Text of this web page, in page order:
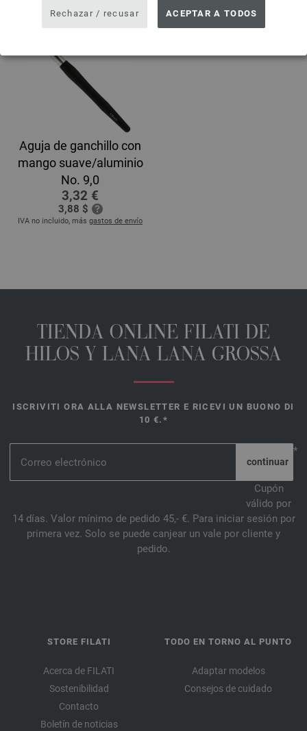
Rechazar / recusar ACEPTAR A TODOS
Aguja de ganchillo con
mango suave/aluminio
No. 9,0
3,32 €
3,88 $
IVA no incluido, más gastos de envío
TIENDA ONLINE FILATI DE
HILOS Y LANA LANA GROSSA
ISCRIVITI ORA ALLA NEWSLETTER E RICEVI UN BUONO DI
10 €.*
*
Cupón
válido por
14 días. Valor mínimo de pedido 45,- €. Para iniciar sesión por
primera vez. Solo se puede canjear un vale por cliente y
pedido.
STORE FILATI
Acerca de FILATI
Sostenibilidad
Contacto
Boletín de noticias
TODO EN TORNO AL PUNTO
Adaptar modelos
Consejos de cuidado